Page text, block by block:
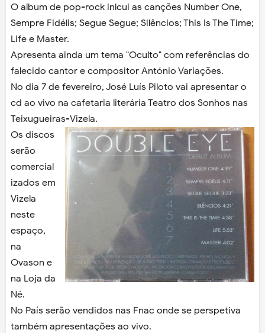
O album de pop-rock inlcui as canções Number One,
Sempre Fidélis; Segue Segue; Silêncios; This Is The Time;
Life e Master.
Apresenta ainda um tema "Oculto" com referências do
falecido cantor e compositor António Variações.
No dia 7 de fevereiro, José Luís Piloto vai apresentar o
cd ao vivo na cafetaria literária Teatro dos Sonhos nas
Teixugueiras-Vizela.
Os discos
serão
comercial
izados em
Vizela
neste
espaço,
na
Ovason e
na Loja da
Né.
No País serão vendidos nas Fnac onde se perspetiva
também apresentações ao vivo.